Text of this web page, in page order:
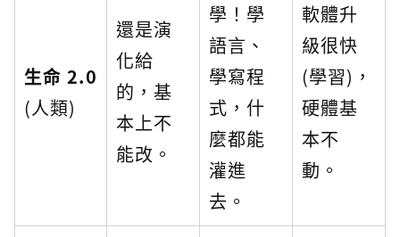
生命 2.0
(人類)
還是演
化給
的，基
本上不
能改。
學！學
語言、
學寫程
式，什
麼都能
灌進
去。
軟體升
級很快
(學習)，
硬體基
本不
動。